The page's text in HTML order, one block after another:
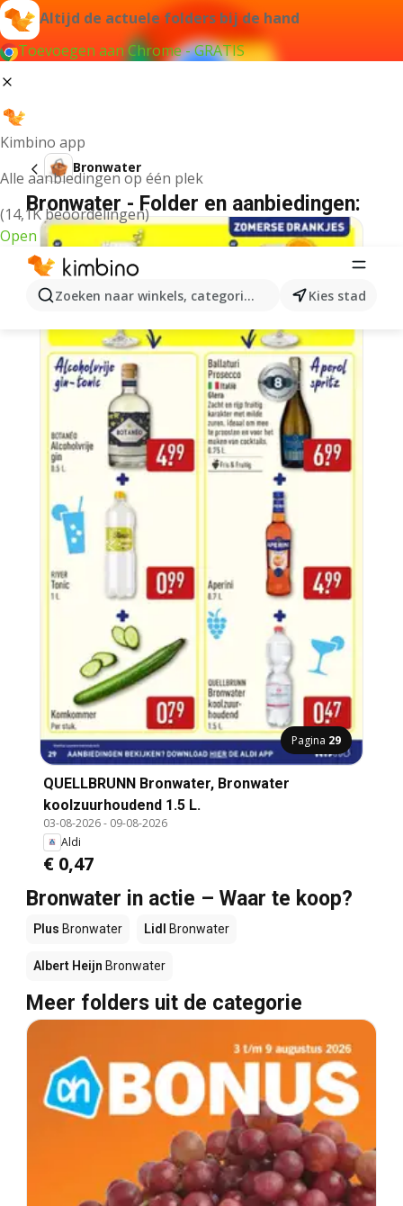
Altijd de actuele folders bij de hand
Toevoegen aan Chrome - GRATIS
Kimbino app
Alle aanbiedingen op één plek
(14,1K beoordelingen)
Open
Zoeken naar winkels, categorieën, producten...
Kies stad
Bronwater
Bronwater - Folder en aanbiedingen:
Pagina 29
QUELLBRUNN Bronwater, Bronwater
koolzuurhoudend 1.5 L.
03-08-2026- 09-08-2026
Aldi
€ 0,47
Bronwater in actie – Waar te koop?
Plus Bronwater Lidl Bronwater
Albert Heijn Bronwater
Meer folders uit de categorie